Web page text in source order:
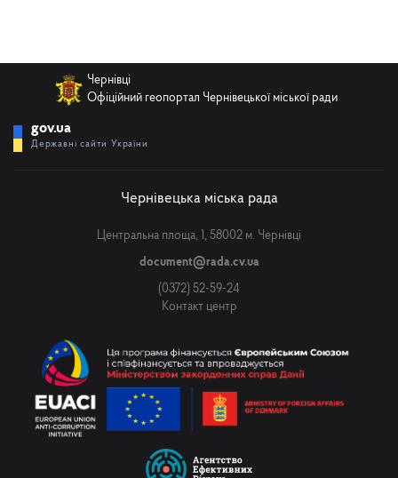
Чернівці
Офіційний геопортал Чернівецької міської ради
gov.ua
Державні сайти України
Чернівецька міська рада
Центральна площа, 1, 58002 м. Чернівці
document@rada.cv.ua
(0372) 52-59-24
Контакт центр